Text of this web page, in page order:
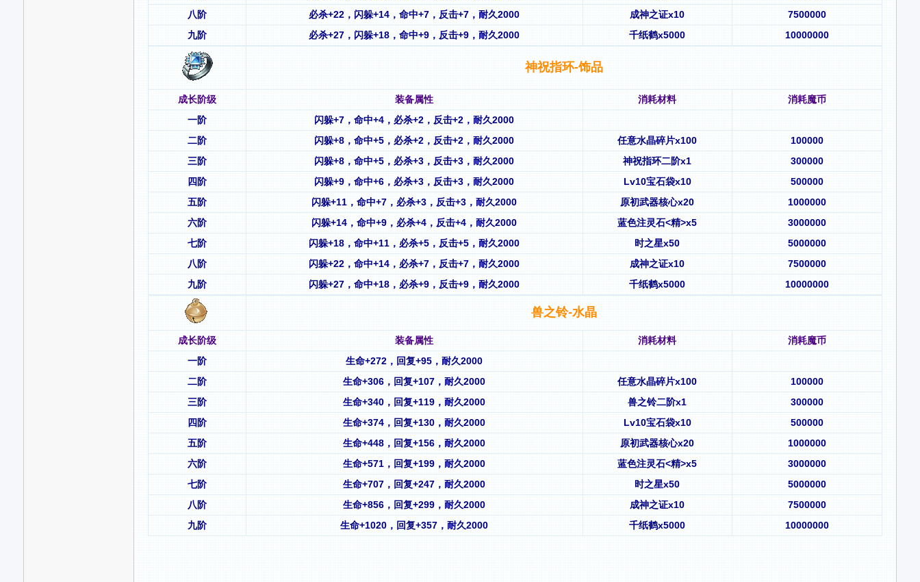
八阶
必杀+22，闪躲+14，命中+7，反击+7，耐久2000 成神之证x10
7500000
九阶
必杀+27，闪躲+18，命中+9，反击+9，耐久2000 千纸鹤x5000 10000000
神祝指环-饰品
成长阶级 装备属性 消耗材料
消耗魔币
一阶
闪躲+7，命中+4，必杀+2，反击+2，耐久2000
二阶
闪躲+8，命中+5，必杀+2，反击+2，耐久2000 任意水晶碎片x100
100000
三阶
闪躲+8，命中+5，必杀+3，反击+3，耐久2000 神祝指环二阶x1
300000
四阶
闪躲+9，命中+6，必杀+3，反击+3，耐久2000 Lv10宝石袋x10
500000
五阶
闪躲+11，命中+7，必杀+3，反击+3，耐久2000 原初武器核心x20
1000000
六阶
闪躲+14，命中+9，必杀+4，反击+4，耐久2000 蓝色注灵石<精>x5
3000000
七阶
闪躲+18，命中+11，必杀+5，反击+5，耐久2000 时之星x50
5000000
八阶
闪躲+22，命中+14，必杀+7，反击+7，耐久2000 成神之证x10
7500000
九阶
闪躲+27，命中+18，必杀+9，反击+9，耐久2000 千纸鹤x5000 10000000
兽之铃-水晶
成长阶级 装备属性 消耗材料
消耗魔币
一阶
生命+272，回复+95，耐久2000
二阶
生命+306，回复+107，耐久2000 任意水晶碎片x100
100000
三阶
生命+340，回复+119，耐久2000 兽之铃二阶x1
300000
四阶
生命+374，回复+130，耐久2000 Lv10宝石袋x10
500000
五阶
生命+448，回复+156，耐久2000 原初武器核心x20
1000000
六阶
生命+571，回复+199，耐久2000 蓝色注灵石<精>x5
3000000
七阶
生命+707，回复+247，耐久2000 时之星x50
5000000
八阶
生命+856，回复+299，耐久2000 成神之证x10
7500000
九阶
生命+1020，回复+357，耐久2000 千纸鹤x5000 10000000